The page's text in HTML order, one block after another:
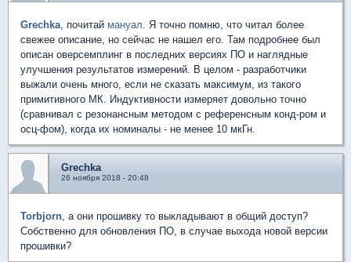
Grechka , почитай мануал . Я точно помню, что читал более
свежее описание, но сейчас не нашел его. Там подробнее был
описан оверсемплинг в последних версиях ПО и наглядные
улучшения результатов измерений. В целом - разработчики
выжали очень много, если не сказать максимум, из такого
примитивного МК. Индуктивности измеряет довольно точно
(сравнивал с резонансным методом с референсным конд-ром и
осц-фом), когда их номиналы - не менее 10 мкГн.
Grechka
26 ноября 2018 - 20:48
Torbjorn , а они прошивку то выкладывают в общий доступ?
Собственно для обновления ПО, в случае выхода новой версии
прошивки?